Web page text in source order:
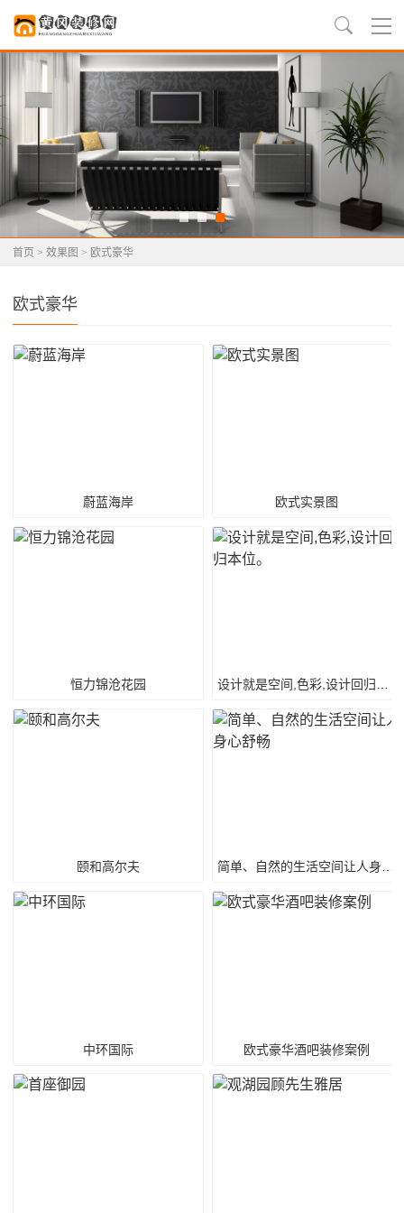
首页 > 效果图 > 欧式豪华
欧式豪华
蔚蓝海岸 欧式实景图
恒力锦沧花园 设计就是空间,色彩,设计回归本位。
颐和高尔夫 简单、自然的生活空间让人身心舒畅
中环国际 欧式豪华酒吧装修案例